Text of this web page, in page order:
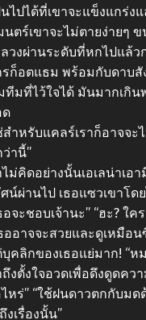
นไปได้ที่เขาจะแข็งแกร่ง
นตร์เขาจะไม่ตายง่ายๆ
วงผ่านระดับที่หกไปแล้ว
ก็อตแธม พร้อมกับดาบสั
ทีมที่ไว้ใจได้ มันมากเกิน
ด
สําหรับแคลร์เราก็อาจจะ
านี้”
ไม่คิดอย่างนั้นเอเลน่าเอ
น์ผ่านไป เธอแซวเขาโด
อจะชอบเจ้านะ” “ฮะ? ใ
ออาจจะสวยและดูเหมือ
คลิกของเธอแย่มาก! “ห
ถึงตั้งใจอวดเพื่อดึงดูดคว
หร่” “ใช้ฝนดาวตกกับมดด้
งเรื่องนั้น”